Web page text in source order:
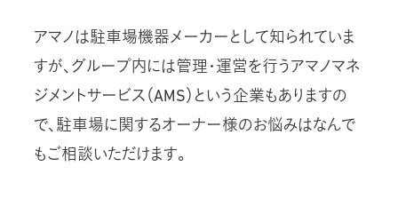
アマノは駐車場機器メーカーとして知られていま
すが、グループ内には管理・運営を行うアマノマネ
ジメントサービス（AMS）という企業もありますの
で、駐車場に関するオーナー様のお悩みはなんで
もご相談いただけます。